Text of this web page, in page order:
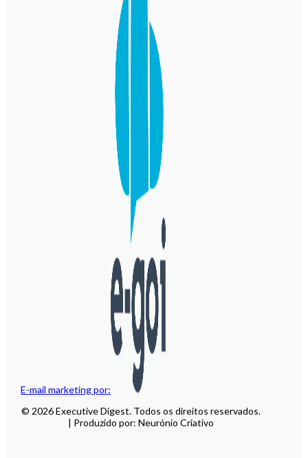
E-mail marketing por:
© 2026 Executive Digest. Todos os direitos reservados.
| Produzido por: Neurónio Criativo